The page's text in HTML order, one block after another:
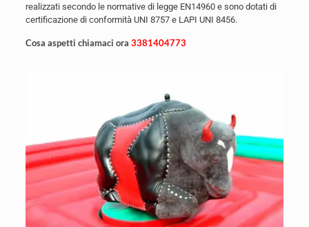
realizzati secondo le normative di legge EN14960 e sono dotati di
certificazione di conformità UNI 8757 e LAPI UNI 8456.
Cosa aspetti chiamaci ora 3381404773